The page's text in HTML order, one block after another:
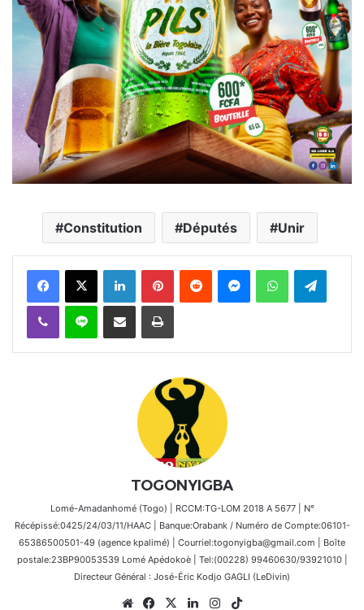
Constitution Députés Unir
FacebookX Linkedin PinterestReddit MessengerWhatsAppTelegram
Viber Ligne Partager par email Imprimer
TOGONYIGBA
Lomé-Amadanhomé (Togo) | RCCM:TG-LOM 2018 A 5677 | N°
Récépissé:0425/24/03/11/HAAC | Banque:Orabank / Numéro de Compte:06101-
65386500501-49 (agence kpalimé) | Courriel:togonyigba@gmail.com | Boîte
postale:23BP90053539 Lomé Apédokoè | Tel:(00228) 99460630/93921010 |
Directeur Général : José-Éric Kodjo GAGLI (LeDivin)
WebsiteFacebook
X LinkedinInstagram